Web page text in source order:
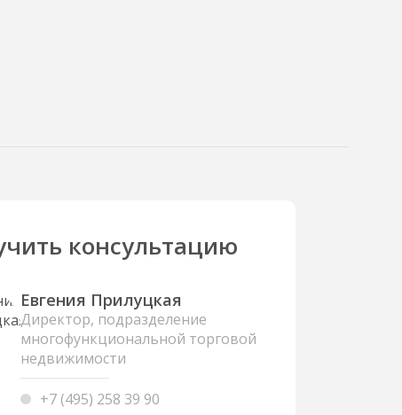
консультацию
Евгения Прилуцкая
Директор, подразделение
многофункциональной торговой
недвижимости
+7 (495) 258 39 90